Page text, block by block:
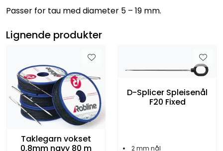
Passer for tau med diameter 5 – 19 mm.
Lignende produkter
Taklegarn vokset
0,8mm navy 80 m
D-Splicer Spleisenål
F20 Fixed
2 mm nål